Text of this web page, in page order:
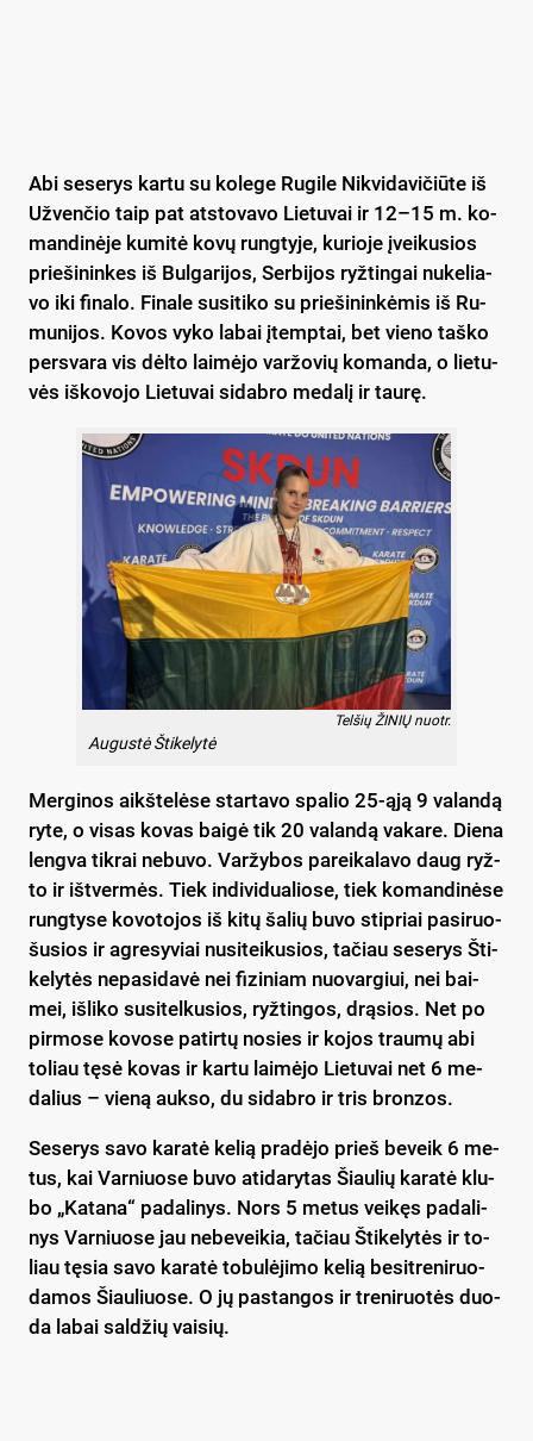
Abi se­se­rys kar­tu su ko­le­ge Ru­gi­le Nik­vi­da­vi­čiū­te iš
Už­ven­čio taip pat at­sto­va­vo Lie­tu­vai ir 12–15 m. ko­
man­di­nė­je ku­mi­tė ko­vų rung­ty­je, ku­rio­je įvei­ku­sios
prie­ši­nin­kes iš Bul­ga­ri­jos, Ser­bi­jos ryž­tin­gai nu­ke­lia­
vo iki fi­na­lo. Fi­na­le su­si­ti­ko su prie­ši­nin­kė­mis iš Ru­
mu­ni­jos. Ko­vos vy­ko la­bai įtemp­tai, bet vie­no taš­ko
per­sva­ra vis dėl­to lai­mė­jo var­žo­vių ko­man­da, o lie­tu­
vės iš­ko­vo­jo Lie­tu­vai si­dab­ro me­da­lį ir tau­rę.
Telšių ŽINIŲ nuotr.
Augustė Štikelytė
Mer­gi­nos aikš­te­lė­se star­ta­vo spa­lio 25-ąją 9 va­lan­dą
ry­te, o vi­sas ko­vas bai­gė tik 20 va­lan­dą va­ka­re. Die­na
leng­va tik­rai ne­bu­vo. Var­žy­bos pa­rei­ka­la­vo daug ryž­
to ir iš­tver­mės. Tiek in­di­vi­dua­lio­se, tiek ko­man­di­nė­se
rung­ty­se ko­vo­to­jos iš ki­tų ša­lių bu­vo stip­riai pa­si­ruo­
šu­sios ir ag­re­sy­viai nu­si­tei­ku­sios, ta­čiau se­se­rys Šti­
ke­ly­tės ne­pa­si­da­vė nei fi­zi­niam nuo­var­giui, nei bai­
mei, iš­li­ko su­si­tel­ku­sios, ryž­tin­gos, drą­sios. Net po
pir­mo­se ko­vo­se pa­tir­tų no­sies ir ko­jos trau­mų abi
to­liau tę­sė ko­vas ir kar­tu lai­mė­jo Lie­tu­vai net 6 me­
da­lius – vie­ną auk­so, du si­dab­ro ir tris bron­zos.
Se­se­rys sa­vo ka­ra­tė ke­lią pra­dė­jo prieš be­veik 6 me­
tus, kai Var­niuo­se bu­vo ati­da­ry­tas Šiau­lių ka­ra­tė klu­
bo „Ka­ta­na“ pa­da­li­nys. Nors 5 me­tus vei­kęs pa­da­li­
nys Var­niuo­se jau ne­be­vei­kia, ta­čiau Šti­ke­ly­tės ir to­
liau tę­sia sa­vo ka­ra­tė to­bu­lė­ji­mo ke­lią be­si­tre­ni­ruo­
da­mos Šiau­liuo­se. O jų pa­stan­gos ir tre­ni­ruo­tės duo­
da la­bai sal­džių vai­sių.